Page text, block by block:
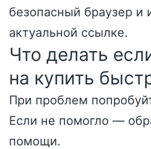
безопасный браузер и
актуальной ссылке.
Что делать
на купить
При проблем
Если не помогло —
помощи.